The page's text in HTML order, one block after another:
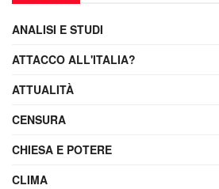
ANALISI E STUDI
ATTACCO ALL'ITALIA?
ATTUALITÀ
CENSURA
CHIESA E POTERE
CLIMA